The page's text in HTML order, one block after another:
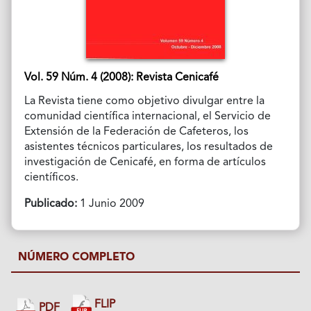
Vol. 59 Núm. 4 (2008): Revista Cenicafé
La Revista tiene como objetivo divulgar entre la
comunidad científica internacional, el Servicio de
Extensión de la Federación de Cafeteros, los
asistentes técnicos particulares, los resultados de
investigación de Cenicafé, en forma de artículos
científicos.
Publicado:1 Junio 2009
NÚMERO COMPLETO
PDF FLIP